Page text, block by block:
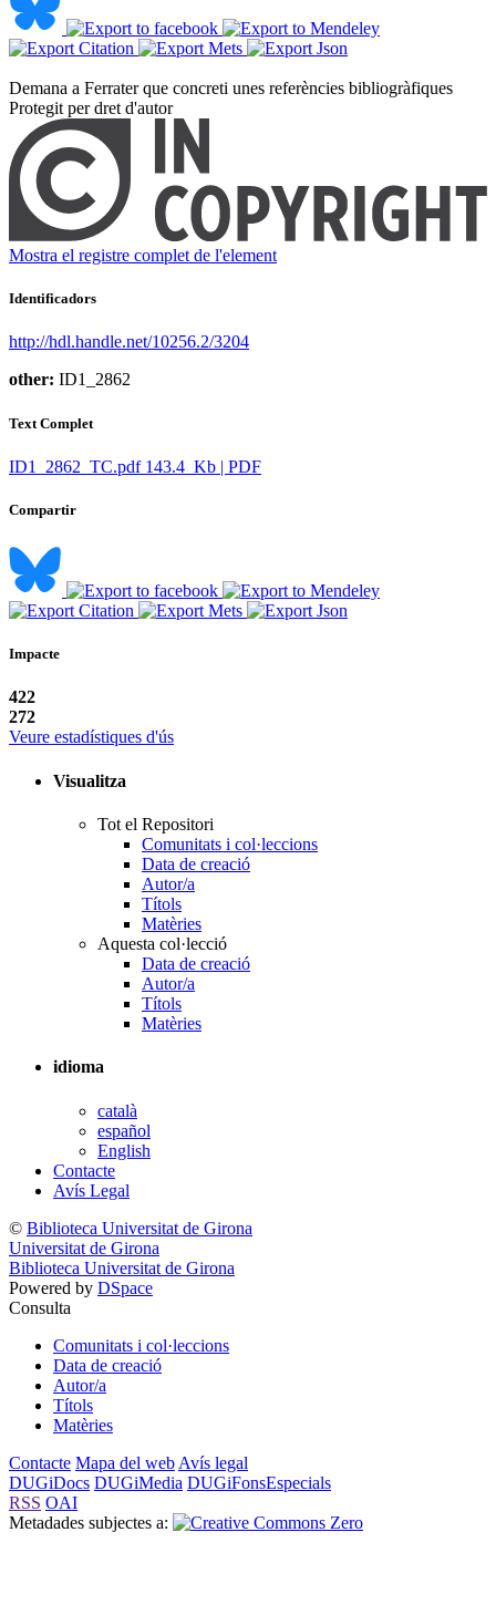
Demana a Ferrater que concreti unes referències bibliogràfiques ​
Protegit per dret d'autor
Mostra el registre complet de l'element
Identificadors
http://hdl.handle.net/10256.2/3204
other: ID1_2862
Text Complet
ID1_2862_TC.pdf 143.4 Kb | PDF
Compartir
Impacte
422
272
Veure estadístiques d'ús
Visualitza
Tot el Repositori
Comunitats i col·leccions
Data de creació
Autor/a
Títols
Matèries
Aquesta col·lecció
Data de creació
Autor/a
Títols
Matèries
idioma
català
español
English
Contacte
Avís Legal
© Biblioteca Universitat de Girona
Universitat de Girona
Biblioteca Universitat de Girona
Powered by DSpace
Consulta
Comunitats i col·leccions
Data de creació
Autor/a
Títols
Matèries
Contacte Mapa del web Avís legal
DUGiDocs DUGiMedia DUGiFonsEspecials
RSS OAI
Metadades subjectes a: